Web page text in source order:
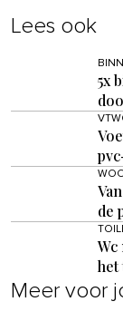
Lees ook
5x
de
Wc
het
Meer voor